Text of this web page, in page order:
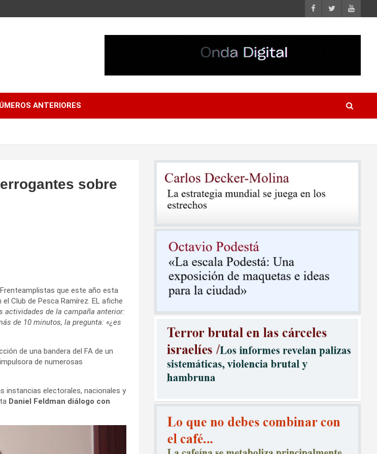
ANTERIORES
sobre
que este año esta
Club de Pesca Ramírez. EL afiche
actividades de la campaña anterior:
de 10 minutos, la pregunta: «¿es
de una bandera del FA de un
de numerosas
instancias electorales, nacionales y
Daniel Feldman diálogo con